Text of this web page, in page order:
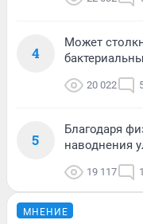
4
Может
20 022
5
Благодаря
наводнения
19 117
МНЕНИЕ